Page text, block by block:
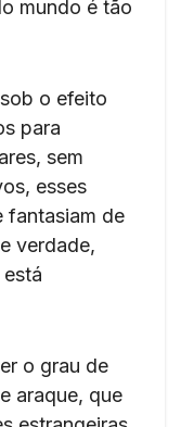
mundo é tão
o efeito
para
sem
esses
fantasiam de
verdade,
o grau de
araque, que